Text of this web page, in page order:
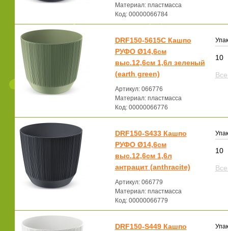
Материал: пластмасса
Код: 00000066784
DRF150-5615C Кашпо
РУФО Ø14,6см
выс.12,6см 1,6л зеленый
(earth green)
Артикул: 066776
Материал: пластмасса
Код: 00000066776
10
DRF150-S433 Кашпо
РУФО Ø14,6см
выс.12,6см 1,6л
антрацит (anthracite)
Артикул: 066779
Материал: пластмасса
Код: 00000066779
10
DRF150-S449 Кашпо